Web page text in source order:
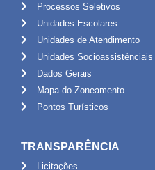
Processos Seletivos
Unidades Escolares
Unidades de Atendimento
Unidades Socioassistênciais
Dados Gerais
Mapa do Zoneamento
Pontos Turísticos
TRANSPARÊNCIA
Licitações